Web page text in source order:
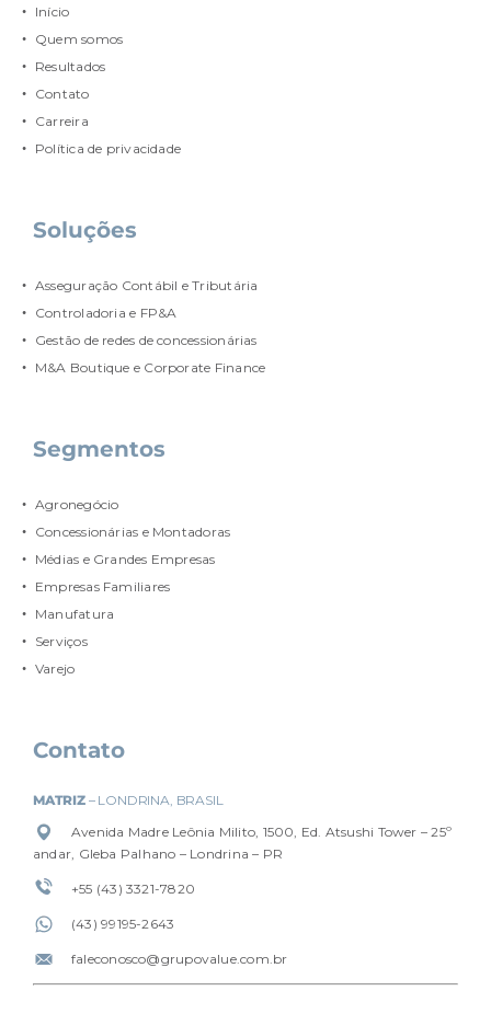
Início
Quem somos
Resultados
Contato
Carreira
Política de privacidade
Soluções
Asseguração Contábil e Tributária
Controladoria e FP&A
Gestão de redes de concessionárias
M&A Boutique e Corporate Finance
Segmentos
Agronegócio
Concessionárias e Montadoras
Médias e Grandes Empresas
Empresas Familiares
Manufatura
Serviços
Varejo
Contato
MATRIZ– LONDRINA, BRASIL
Avenida Madre Leônia Milito, 1500, Ed. Atsushi Tower – 25º
andar, Gleba Palhano – Londrina – PR
+55 (43) 3321-7820
(43) 99195-2643
faleconosco@grupovalue.com.br